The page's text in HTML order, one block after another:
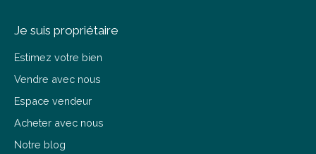
Je suis propriétaire
Estimez votre bien
Vendre avec nous
Espace vendeur
Acheter avec nous
Notre blog